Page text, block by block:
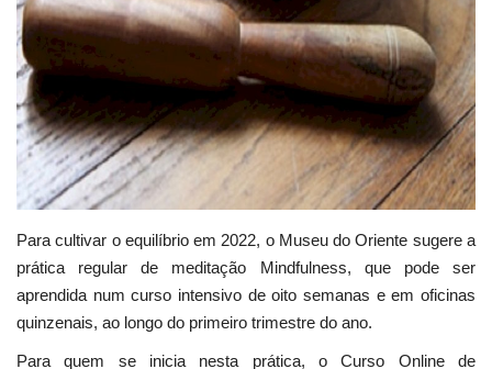
Lazer
Ambiente
Para cultivar o equilíbrio em 2022, o Museu do Oriente sugere a
prática regular de meditação Mindfulness, que pode ser
aprendida num curso intensivo de oito semanas e em oficinas
quinzenais, ao longo do primeiro trimestre do ano.
Para quem se inicia nesta prática, o Curso Online de